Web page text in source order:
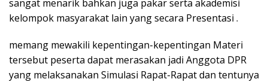
sangat menarik bahkan juga pakar serta akademisi
kelompok masyarakat lain yang secara Presentasi .
memang mewakili kepentingan-kepentingan Materi
tersebut peserta dapat merasakan jadi Anggota DPR
yang melaksanakan Simulasi Rapat-Rapat dan tentunya